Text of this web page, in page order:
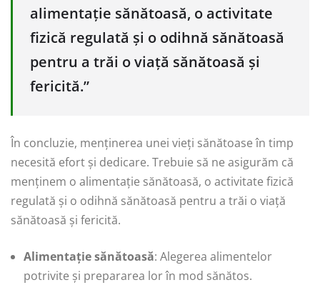
alimentație sănătoasă, o activitate
fizică regulată și o odihnă sănătoasă
pentru a trăi o viață sănătoasă și
fericită.”
În concluzie, menținerea unei vieți sănătoase în timp
necesită efort și dedicare. Trebuie să ne asigurăm că
menținem o alimentație sănătoasă, o activitate fizică
regulată și o odihnă sănătoasă pentru a trăi o viață
sănătoasă și fericită.
Alimentație sănătoasă: Alegerea alimentelor
potrivite și prepararea lor în mod sănătos.